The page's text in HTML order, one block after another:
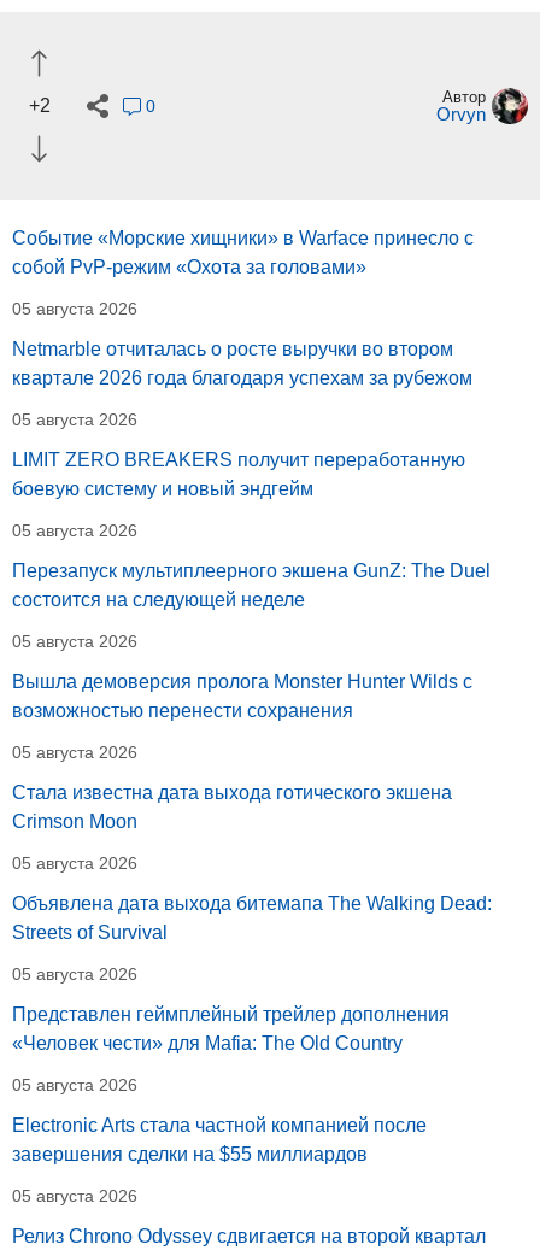
+2 0 Автор
Orvyn
Событие «Морские хищники» в Warface принесло с
собой PvP-режим «Охота за головами»
05 августа 2026
Netmarble отчиталась о росте выручки во втором
квартале 2026 года благодаря успехам за рубежом
05 августа 2026
LIMIT ZERO BREAKERS получит переработанную
боевую систему и новый эндгейм
05 августа 2026
Перезапуск мультиплеерного экшена GunZ: The Duel
состоится на следующей неделе
05 августа 2026
Вышла демоверсия пролога Monster Hunter Wilds с
возможностью перенести сохранения
05 августа 2026
Стала известна дата выхода готического экшена
Crimson Moon
05 августа 2026
Объявлена дата выхода битемапа The Walking Dead:
Streets of Survival
05 августа 2026
Представлен геймплейный трейлер дополнения
«Человек чести» для Mafia: The Old Country
05 августа 2026
Electronic Arts стала частной компанией после
завершения сделки на $55 миллиардов
05 августа 2026
Релиз Chrono Odyssey сдвигается на второй квартал